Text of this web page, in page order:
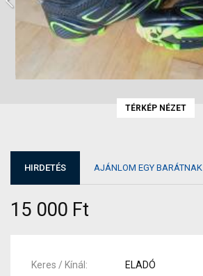
TÉRKÉP NÉZET
HIRDETÉS AJÁNLOM EGY BARÁTNAK
15 000 Ft
Keres / Kínál
ELADÓ